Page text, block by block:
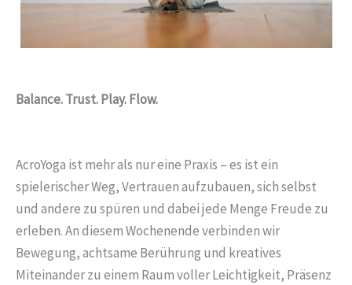
Balance. Trust. Play. Flow.
AcroYoga ist mehr als nur eine Praxis – es ist ein
spielerischer Weg, Vertrauen aufzubauen, sich selbst
und andere zu spüren und dabei jede Menge Freude zu
erleben. An diesem Wochenende verbinden wir
Bewegung, achtsame Berührung und kreatives
Miteinander zu einem Raum voller Leichtigkeit, Präsenz